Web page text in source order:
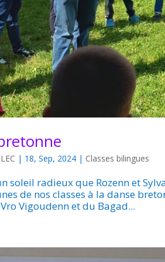
| 18, Sep, 2024 | Classes bilingues
soleil radieux que Rozenn et
de nos classes à la danse
Vigoudenn et du Bagad...